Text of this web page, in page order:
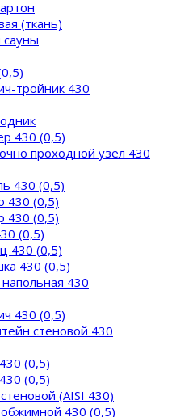
(ткань)
тройник 430
430 (0,5)
проходной узел 430
430 (0,5)
430 (0,5)
430 (0,5)
(0,5)
430 (0,5)
430 (0,5)
430
430 (0,5)
стеновой 430
(0,5)
(0,5)
(AISI 430)
430 (0,5)